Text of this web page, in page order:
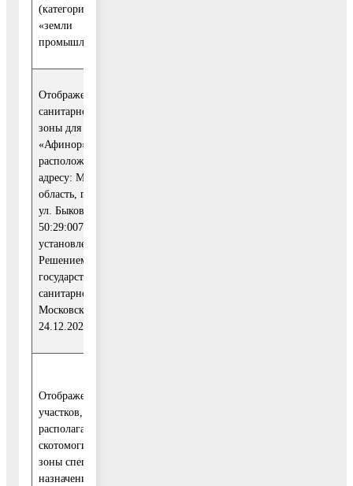
(категория земель
«земли
промышленности»
Отображение границ
санитарно-защитной
зоны для ООО
«Афинор»,
расположенного по
адресу: Московская
область, г. Воскресенск,
ул. Быковского, д. 1, к№
50:29:0071606:36»,
установленной
Решением Главного
государственного
санитарного врача по
Московской области от
24.12.2020 №435-03
Отображение земельных
участков, на которых
располагаются
скотомогильники, как
зоны специального
назначения (СП)